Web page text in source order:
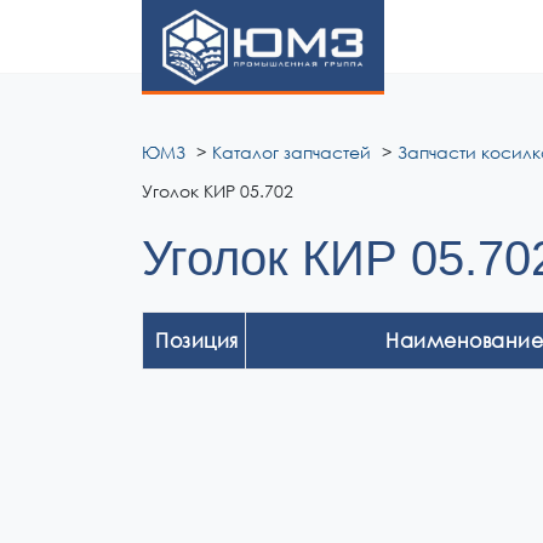
ЮМЗ Каталог запчастей Запчасти
Уголок КИР 05.702
Уголок КИР
Позиция Наименование